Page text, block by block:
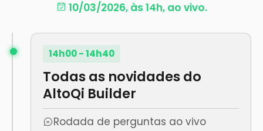
10/03/2026, às 14h, ao vivo.
14h00 - 14h40
Todas as novidades do
AltoQi Builder
Rodada de perguntas ao vivo